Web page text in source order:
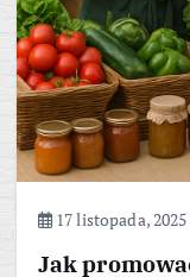
17 listopada, 2025
Jak